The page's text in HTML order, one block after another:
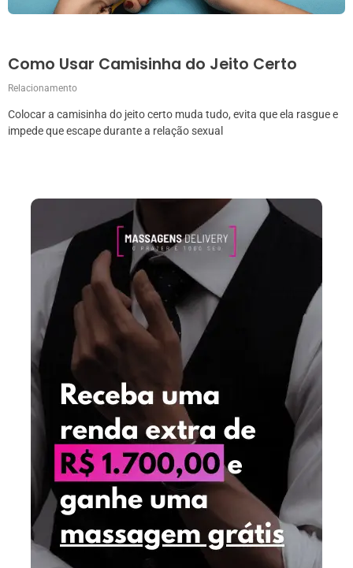
Como Usar Camisinha do Jeito Certo
Relacionamento
Colocar a camisinha do jeito certo muda tudo, evita que ela rasgue e
impede que escape durante a relação sexual